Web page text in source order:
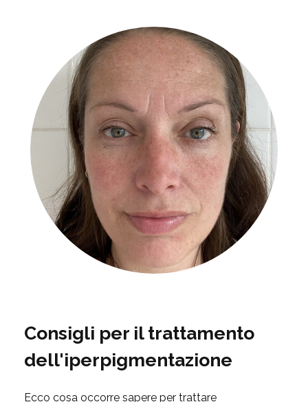
Consigli per il trattamento
dell'iperpigmentazione
Ecco cosa occorre sapere per trattare